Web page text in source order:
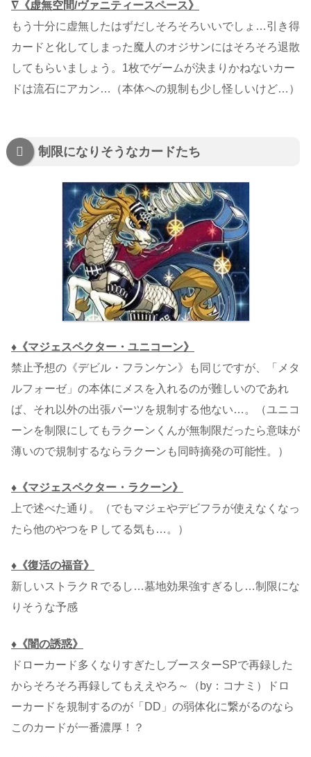
∇《虚無空間/ヴァニティースペース》
もう十分に虚無したはずだしそろそろいいでしょ…引き得
カードと化してしまった魔人のオジサンにはそろそろ退散
してもらいましょう。1枚でゲームが決まりかねないカー
ドは流石にアカン…（本体への規制も少し怪しいけど…）
制限になりそうなカードたち
♦《マジェスペクター・ユニコーン》
禁止予想の《デビル・フランケン》も同じですが、「メタ
ルフォーゼ」の本体にメスを入れるのが難しいのであれ
ば、それ以外の出張パーツを規制する他ない…。（ユニコ
ーンを制限にしてもラクーンくんが無制限だったら意味が
薄いので規制するならラクーンも同時摘発の可能性。）
♦《マジェスペクター・ラクーン》
上で述べた通り。（でもマジェやデビフラが使えなくなっ
たら他のやつをＰしてる気も…。）
♦《復活の福音》
新しいストラクＲでるし…墓地効果強すぎるし…制限にな
りそうな予感
♦《闇の誘惑》
ドローカード多くなりすぎたしブースターSPで再録した
からそろそろ再録してもええやろ～（by：コナミ）ドロ
ーカードを規制するのが「DD」の弱体化に繋がるのなら
このカードが一番濃厚！？